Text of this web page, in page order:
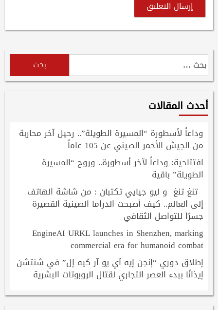
البحث
عن:
أحدث المقالات
وداعاً لأسطورة “المسيرة الطويلة”.. رحيل آخر محاربة
من الجيش الأحمر الصيني عن 105 عاماً
افتتاحية: وداعاً لآخر أسطورة.. وروح “المسيرة
الطويلة” باقية
تنغ تنغ و ليو جيايي تكتبان : من شاشة الهاتف
إلى العالم.. كيف أصبحت الدراما الصينية القصيرة
جسرًا للتواصل الثقافي
EngineAI URKL launches in Shenzhen, marking
commercial era for humanoid combat
إطلاق دوري “إنجن إيه آي يو آر كيه إل” في شنتشن
إيذانًا ببدء العصر التجاري لقتال الروبوتات البشرية